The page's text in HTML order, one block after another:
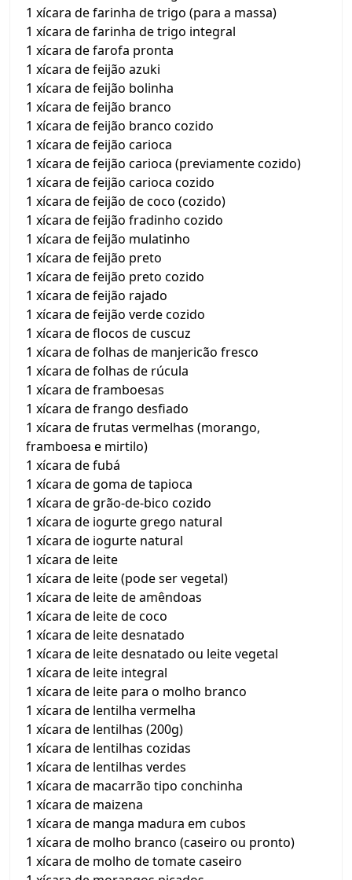
1 xícara de farinha de trigo (para a massa)
1 xícara de farinha de trigo integral
1 xícara de farofa pronta
1 xícara de feijão azuki
1 xícara de feijão bolinha
1 xícara de feijão branco
1 xícara de feijão branco cozido
1 xícara de feijão carioca
1 xícara de feijão carioca (previamente cozido)
1 xícara de feijão carioca cozido
1 xícara de feijão de coco (cozido)
1 xícara de feijão fradinho cozido
1 xícara de feijão mulatinho
1 xícara de feijão preto
1 xícara de feijão preto cozido
1 xícara de feijão rajado
1 xícara de feijão verde cozido
1 xícara de flocos de cuscuz
1 xícara de folhas de manjericão fresco
1 xícara de folhas de rúcula
1 xícara de framboesas
1 xícara de frango desfiado
1 xícara de frutas vermelhas (morango,
framboesa e mirtilo)
1 xícara de fubá
1 xícara de goma de tapioca
1 xícara de grão-de-bico cozido
1 xícara de iogurte grego natural
1 xícara de iogurte natural
1 xícara de leite
1 xícara de leite (pode ser vegetal)
1 xícara de leite de amêndoas
1 xícara de leite de coco
1 xícara de leite desnatado
1 xícara de leite desnatado ou leite vegetal
1 xícara de leite integral
1 xícara de leite para o molho branco
1 xícara de lentilha vermelha
1 xícara de lentilhas (200g)
1 xícara de lentilhas cozidas
1 xícara de lentilhas verdes
1 xícara de macarrão tipo conchinha
1 xícara de maizena
1 xícara de manga madura em cubos
1 xícara de molho branco (caseiro ou pronto)
1 xícara de molho de tomate caseiro